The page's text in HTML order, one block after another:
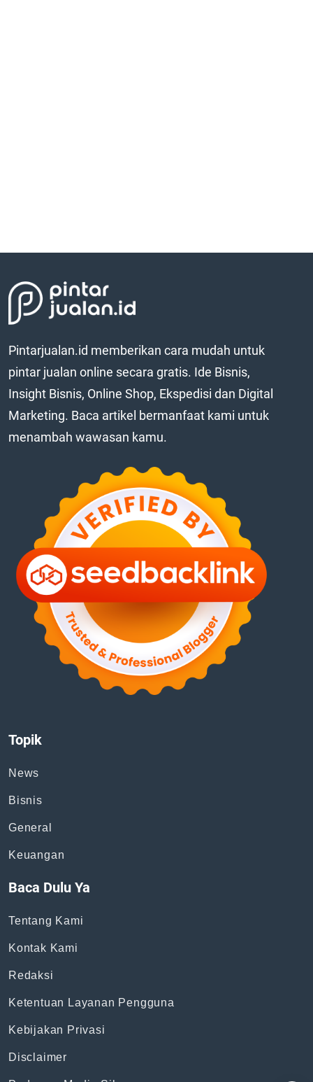
Pintarjualan.id memberikan cara mudah untuk
pintar jualan online secara gratis. Ide Bisnis,
Insight Bisnis, Online Shop, Ekspedisi dan Digital
Marketing. Baca artikel bermanfaat kami untuk
menambah wawasan kamu.
Topik
News
Bisnis
General
Keuangan
Baca Dulu Ya
Tentang Kami
Kontak Kami
Redaksi
Ketentuan Layanan Pengguna
Kebijakan Privasi
Disclaimer